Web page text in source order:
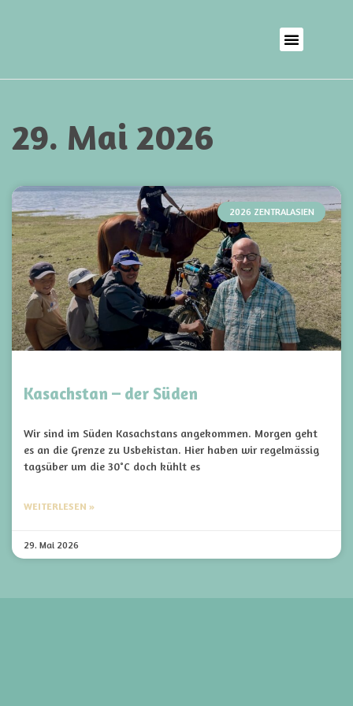
29. Mai 2026
2026 ZENTRALASIEN
Kasachstan – der Süden
Wir sind im Süden Kasachstans angekommen. Morgen geht
es an die Grenze zu Usbekistan. Hier haben wir regelmässig
tagsüber um die 30°C doch kühlt es
WEITERLESEN »
29. Mai 2026